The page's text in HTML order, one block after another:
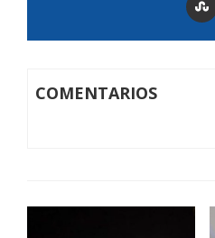
COMENTARIOS